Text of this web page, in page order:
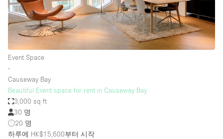
Event Space
∙
Causeway Bay
Beautiful Event space for rent in Causeway Bay
3,000 sq ft
30 명
20 명
하루에 HK$15,600부터 시작